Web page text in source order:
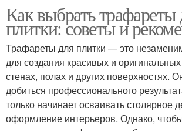
Как выбрать трафареты
плитки: советы и
Трафареты для плитки — это
для создания красивых и
стенах, полах и других поверхностях.
добиться профессионального
только начинает осваивать столярное
оформление интерьеров. Однако,